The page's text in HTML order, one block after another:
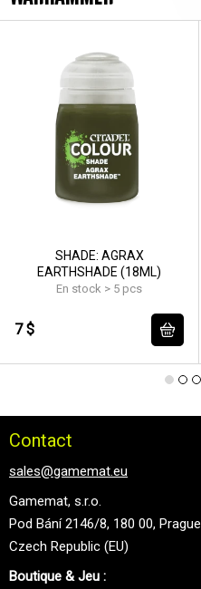
SHADE: AGRAX
EARTHSHADE (18ML)
En stock > 5 pcs
7 $
Contact
sales@gamemat.eu
Gamemat, s.r.o.
Pod Bání 2146/8, 180 00, Prague
Czech Republic (EU)
Boutique & Jeu :